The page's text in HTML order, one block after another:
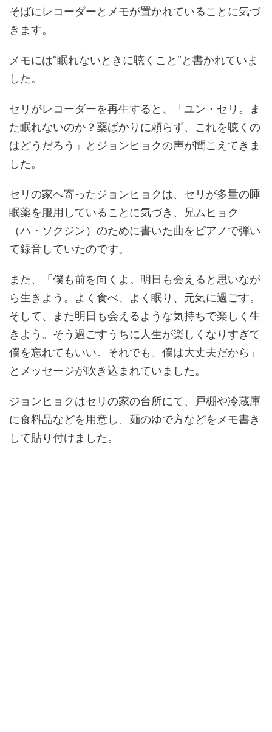
そばにレコーダーとメモが置かれていることに気づ
きます。
メモには”眠れないときに聴くこと”と書かれていま
した。
セリがレコーダーを再生すると、「ユン・セリ。ま
た眠れないのか？薬ばかりに頼らず、これを聴くの
はどうだろう」とジョンヒョクの声が聞こえてきま
した。
セリの家へ寄ったジョンヒョクは、セリが多量の睡
眠薬を服用していることに気づき、兄ムヒョク
（ハ・ソクジン）のために書いた曲をピアノで弾い
て録音していたのです。
また、「僕も前を向くよ。明日も会えると思いなが
ら生きよう。よく食べ、よく眠り、元気に過ごす。
そして、また明日も会えるような気持ちで楽しく生
きよう。そう過ごすうちに人生が楽しくなりすぎて
僕を忘れてもいい。それでも、僕は大丈夫だから」
とメッセージが吹き込まれていました。
ジョンヒョクはセリの家の台所にて、戸棚や冷蔵庫
に食料品などを用意し、麺のゆで方などをメモ書き
して貼り付けました。